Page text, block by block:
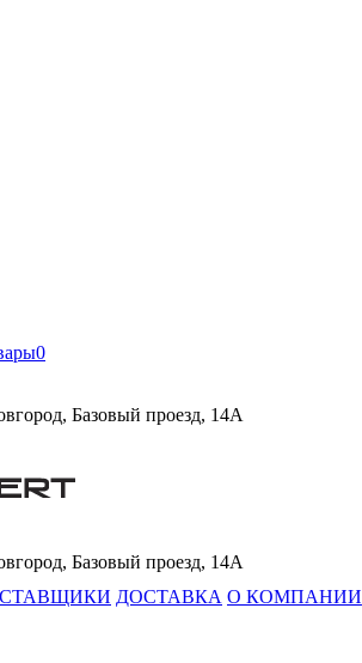
0
Базовый проезд, 14А
Базовый проезд, 14А
ДОСТАВКА О КОМПАНИИ